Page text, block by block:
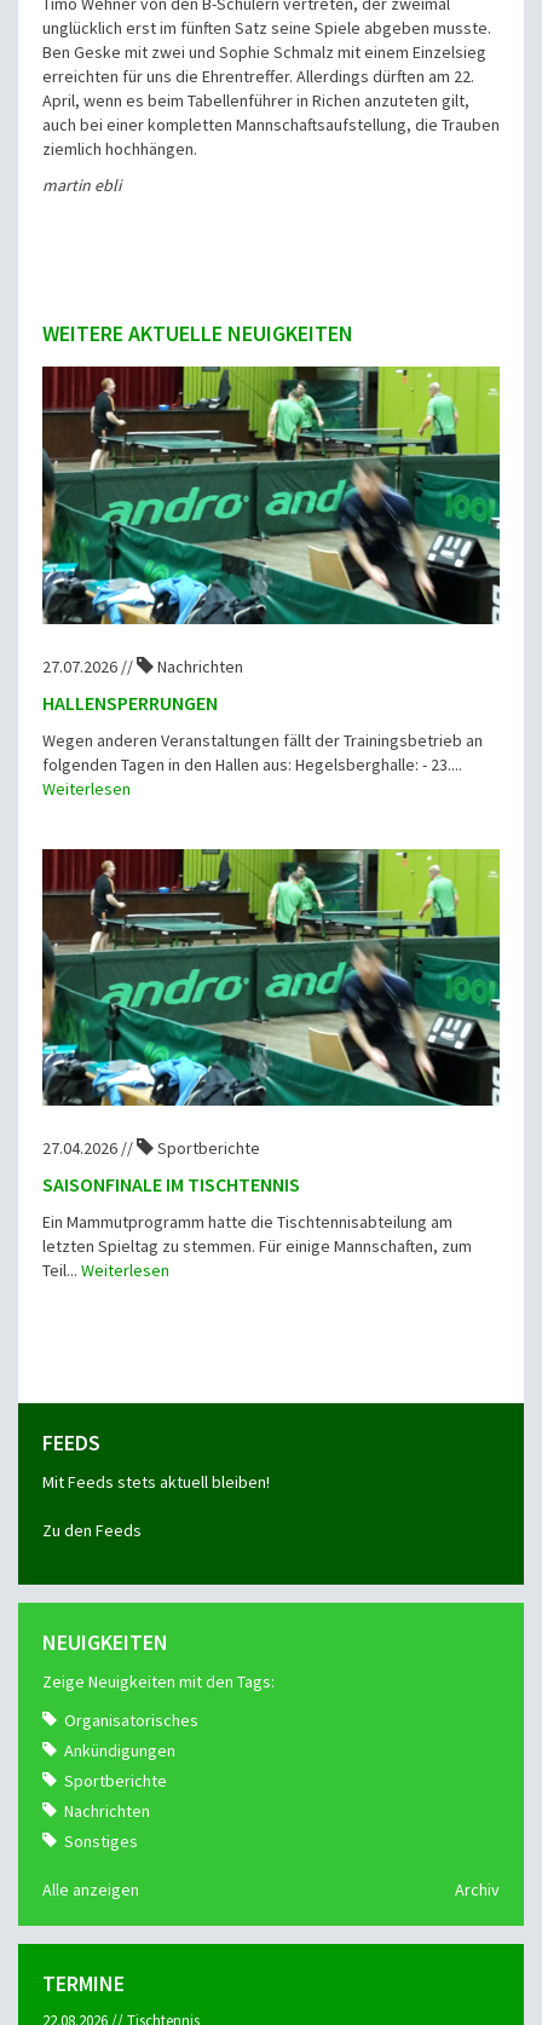
unglücklich erst im fünften Satz seine Spiele abgeben musste.
Ben Geske mit zwei und Sophie Schmalz mit einem Einzelsieg
erreichten für uns die Ehrentreffer. Allerdings dürften am 22.
April, wenn es beim Tabellenführer in Richen anzuteten gilt,
auch bei einer kompletten Mannschaftsaufstellung, die Trauben
ziemlich hochhängen.
martin ebli
WEITERE AKTUELLE NEUIGKEITEN
27.07.2026 // Nachrichten
HALLENSPERRUNGEN
Wegen anderen Veranstaltungen fällt der Trainingsbetrieb an
folgenden Tagen in den Hallen aus: Hegelsberghalle: - 23....
Weiterlesen
27.04.2026 // Sportberichte
SAISONFINALE IM TISCHTENNIS
Ein Mammutprogramm hatte die Tischtennisabteilung am
letzten Spieltag zu stemmen. Für einige Mannschaften, zum
Teil... Weiterlesen
FEEDS
Mit Feeds stets aktuell bleiben!
Zu den Feeds
NEUIGKEITEN
Zeige Neuigkeiten mit den Tags:
Organisatorisches
Ankündigungen
Sportberichte
Nachrichten
Sonstiges
Alle anzeigen Archiv
TERMINE